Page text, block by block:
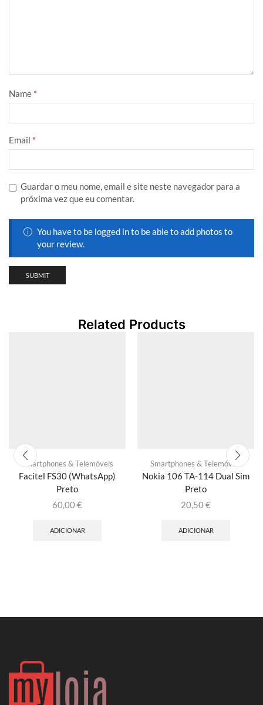
Name *
Email *
Guardar o meu nome, email e site neste navegador para a
próxima vez que eu comentar.
You have to be logged in to be able to add photos to
your review.
Related Products
Smartphones & Telemóveis
Facitel FS30 (WhatsApp)
Preto
60,00€
ADICIONAR
Smartphones & Telemóveis
Nokia 106 TA-114 Dual Sim
Preto
20,50€
ADICIONAR